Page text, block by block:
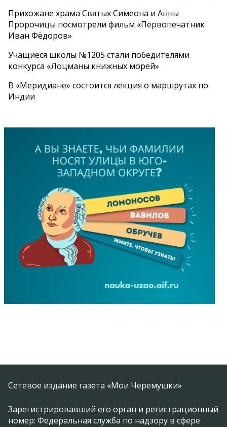
Прихожане храма Святых Симеона и Анны
Пророчицы посмотрели фильм «Первопечатник
Иван Фёдоров»
Учащиеся школы №1205 стали победителями
конкурса «Лоцманы книжных морей»
В «Меридиане» состоится лекция о маршрутах по
Индии
Сетевое издание газета «Мои Черемушки»
Зарегистрировавший его орган и регистрационный
номер: Федеральная служба по надзору в сфере